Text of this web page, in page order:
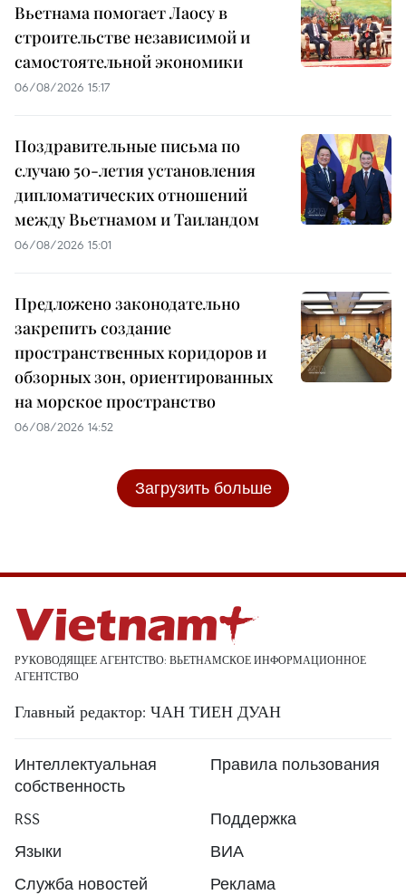
Вьетнама помогает Лаосу в
строительстве независимой и
самостоятельной экономики
06/08/2026 15:17
Поздравительные письма по
случаю 50-летия установления
дипломатических отношений
между Вьетнамом и Таиландом
06/08/2026 15:01
Предложено законодательно
закрепить создание
пространственных коридоров и
обзорных зон, ориентированных
на морское пространство
06/08/2026 14:52
Загрузить больше
РУКОВОДЯЩЕЕ АГЕНТСТВО: ВЬЕТНАМСКОЕ ИНФОРМАЦИОННОЕ
АГЕНТСТВО
Главный редактор: ЧАН ТИЕН ДУАН
Интеллектуальная
собственность
Правила пользования
RSS
Поддержка
Языки
ВИА
Служба новостей
Реклама